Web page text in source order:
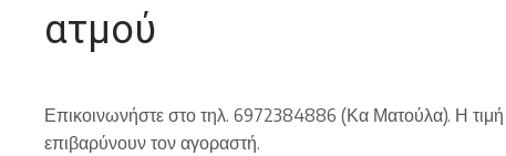
ατμού
Επικοινωνήστε στο τηλ. 6972384886 (Κα Ματούλα). Η
επιβαρύνουν τον αγοραστή.